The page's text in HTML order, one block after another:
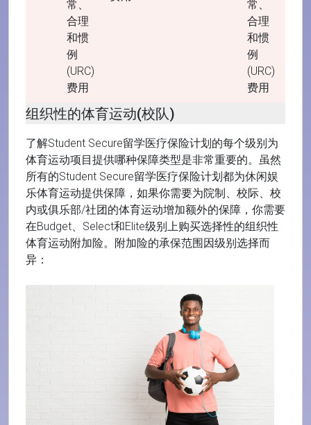
常、
合理
和惯
例
(URC)
费用
常、
合理
和惯
例
(URC)
费用
组织性的体育运动(校队)
了解Student Secure留学医疗保险计划的每个级别为
体育运动项目提供哪种保障类型是非常重要的。虽然
所有的Student Secure留学医疗保险计划都为休闲娱
乐体育运动提供保障，如果你需要为院制、校际、校
内或俱乐部/社团的体育运动增加额外的保障，你需要
在Budget、Select和Elite级别上购买选择性的组织性
体育运动附加险。附加险的承保范围因级别选择而
异：